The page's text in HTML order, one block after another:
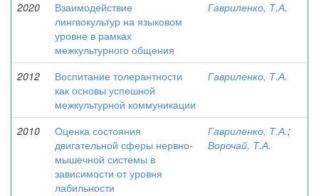
2020
Взаимодействие
лингвокультур на языковом
уровне в рамках
межкультурного общения
Гавриленко, Т.А.
2012
Воспитание толерантности
как основы успешной
межкультурной коммуникации
Гавриленко, Т.А.
2010
Оценка состояния
двигательной сферы нервно-
мышечной системы в
зависимости от уровня
лабильности
Гавриленко, Т.А.;
Ворочай, Т.А.